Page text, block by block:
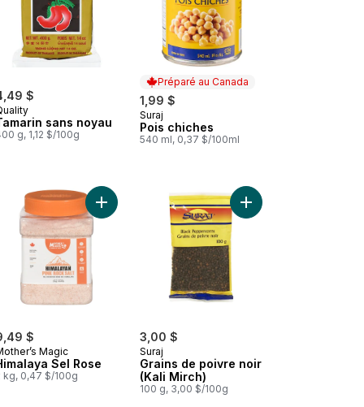
$
sans noyau
g, 1,12 $/100g
Préparé au Canada
1,99 $
Préparé au Canada
Suraj
Pois chiches
540 ml, 0,37 $/100ml
d’épices Biryani Special Bombay au panier
$
Magic
Sel Rose
kg, 0,47 $/100g
Ajouter Himalaya Sel Rose au panier
3,00 $
Suraj
Grains de poivre noir
(Kali Mirch)
100 g, 3,00 $/100g
Ajouter Grains de